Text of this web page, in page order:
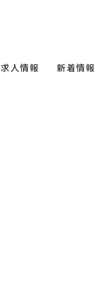
求人情報 新着情報